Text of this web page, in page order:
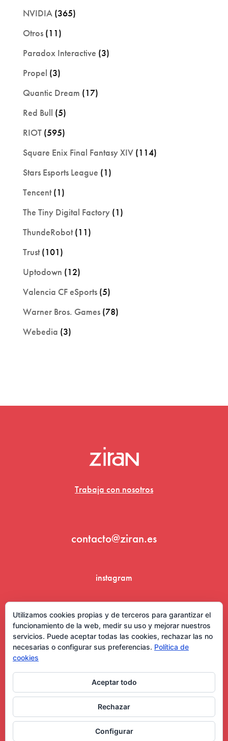
NVIDIA(365)
Otros(11)
Paradox Interactive (3)
Propel (3)
Quantic Dream (17)
Red Bull (5)
RIOT(595)
Square Enix Final Fantasy XIV(114)
Stars Esports League (1)
Tencent(1)
The Tiny Digital Factory(1)
ThundeRobot(11)
Trust(101)
Uptodown (12)
Valencia CF eSports(5)
Warner Bros. Games(78)
Webedia (3)
Trabaja con nosotros
contacto@ziran.es
instagram
Aviso Legal y Condiciones de Uso
Utilizamos cookies propias y de terceros para garantizar el
funcionamiento de la web, medir su uso y mejorar nuestros
servicios. Puede aceptar todas las cookies, rechazar las no
necesarias o configurar sus preferencias. Política de
cookies
Aceptar todo
Rechazar
Configurar